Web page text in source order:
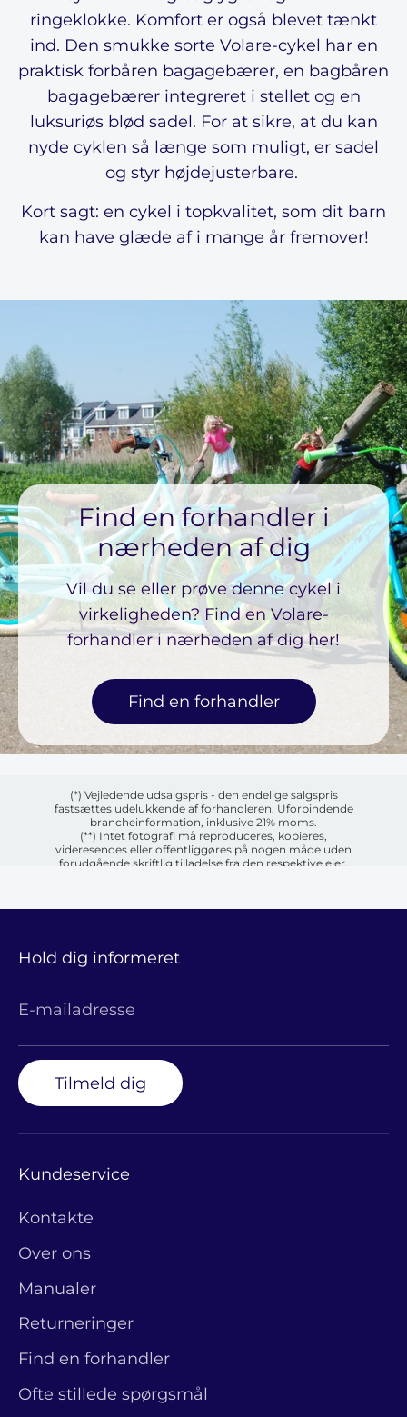
ringeklokke. Komfort er også blevet tænkt
ind. Den smukke sorte Volare-cykel har en
praktisk forbåren bagagebærer, en bagbåren
bagagebærer integreret i stellet og en
luksuriøs blød sadel. For at sikre, at du kan
nyde cyklen så længe som muligt, er sadel
og styr højdejusterbare.
Kort sagt: en cykel i topkvalitet, som dit barn
kan have glæde af i mange år fremover!
Find en forhandler i
nærheden af ​​dig
Vil du se eller prøve denne cykel i
virkeligheden? Find en Volare-
forhandler i nærheden af ​​dig her!
Find en forhandler
(*) Vejledende udsalgspris - den endelige salgspris
fastsættes udelukkende af forhandleren. Uforbindende
brancheinformation, inklusive 21% moms.
(**) Intet fotografi må reproduceres, kopieres,
videresendes eller offentliggøres på nogen måde uden
forudgående skriftlig tilladelse fra den respektive ejer.
Hold dig informeret
E-mailadresse
Tilmeld dig
Kundeservice
Kontakte
Over ons
Manualer
Returneringer
Find en forhandler
Ofte stillede spørgsmål